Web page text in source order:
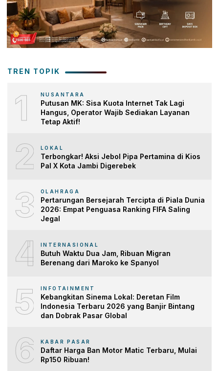
TREN TOPIK
1 NUSANTARA
Putusan MK: Sisa Kuota Internet Tak Lagi
Hangus, Operator Wajib Sediakan Layanan
Tetap Aktif!
2 LOKAL
Terbongkar! Aksi Jebol Pipa Pertamina di Kios
Pal X Kota Jambi Digerebek
3 OLAHRAGA
Pertarungan Bersejarah Tercipta di Piala Dunia
2026: Empat Penguasa Ranking FIFA Saling
Jegal
4 INTERNASIONAL
Butuh Waktu Dua Jam, Ribuan Migran
Berenang dari Maroko ke Spanyol
5 INFOTAINMENT
Kebangkitan Sinema Lokal: Deretan Film
Indonesia Terbaru 2026 yang Banjir Bintang
dan Dobrak Pasar Global
6 KABAR PASAR
Daftar Harga Ban Motor Matic Terbaru, Mulai
Rp150 Ribuan!